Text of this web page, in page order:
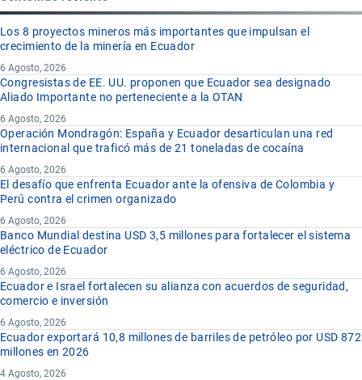
Los 8 proyectos mineros más importantes que impulsan el
crecimiento de la minería en Ecuador
6 Agosto, 2026
Congresistas de EE. UU. proponen que Ecuador sea designado
Aliado Importante no perteneciente a la OTAN
6 Agosto, 2026
Operación Mondragón: España y Ecuador desarticulan una red
internacional que traficó más de 21 toneladas de cocaína
6 Agosto, 2026
El desafío que enfrenta Ecuador ante la ofensiva de Colombia y
Perú contra el crimen organizado
6 Agosto, 2026
Banco Mundial destina USD 3,5 millones para fortalecer el sistema
eléctrico de Ecuador
6 Agosto, 2026
Ecuador e Israel fortalecen su alianza con acuerdos de seguridad,
comercio e inversión
6 Agosto, 2026
Ecuador exportará 10,8 millones de barriles de petróleo por USD 872
millones en 2026
4 Agosto, 2026